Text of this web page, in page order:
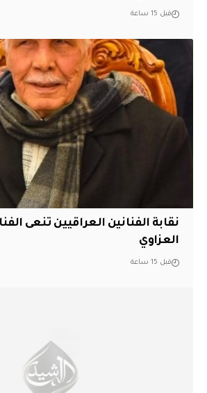
قبل 15 ساعة
نقابة الفنانين العراقيين تنعى
العزاوي
قبل 15 ساعة